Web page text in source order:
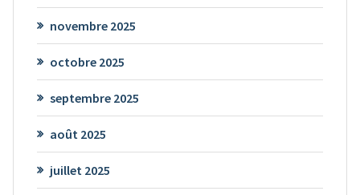
novembre 2025
octobre 2025
septembre 2025
août 2025
juillet 2025